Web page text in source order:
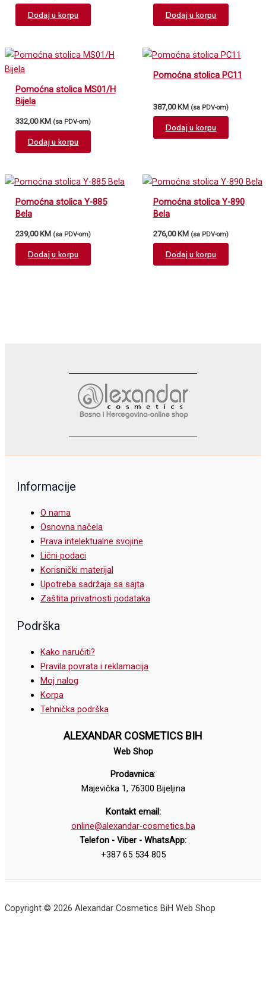
Dodaj u korpu Dodaj u korpu
Pomoćna stolica MS01/H
Bijela
332,00 KM (sa PDV-om)
Dodaj u korpu
Pomoćna stolica PC11
387,00 KM (sa PDV-om)
Dodaj u korpu
Pomoćna stolica Y-885
Bela
239,00 KM (sa PDV-om)
Dodaj u korpu
Pomoćna stolica Y-890
Bela
276,00 KM (sa PDV-om)
Dodaj u korpu
Informacije
O nama
Osnovna načela
Prava intelektualne svojine
Lični podaci
Korisnički materijal
Upotreba sadržaja sa sajta
Zaštita privatnosti podataka
Podrška
Kako naručiti?
Pravila povrata i reklamacija
Moj nalog
Korpa
Tehnička podrška
ALEXANDAR COSMETICS BIH
Web Shop
Prodavnica:
Majevička 1, 76300 Bijeljina
Kontakt email:
online@alexandar-cosmetics.ba
Telefon - Viber - WhatsApp:
+387 65 534 805
Copyright © 2026 Alexandar Cosmetics BiH Web Shop